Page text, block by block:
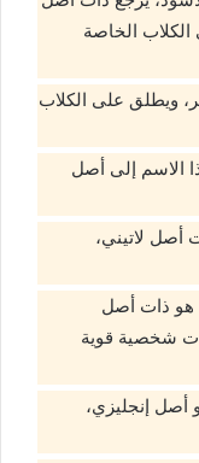
الكلاب الخاصة
ويطلق على الكلاب
الاسم إلى أصل
أصل لاتيني،
هو ذات أصل
شخصية قوية
أصل إنجليزي،